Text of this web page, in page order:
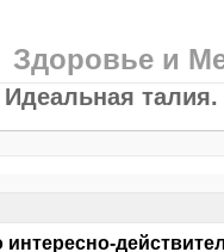
Здоровье и
Идеальная